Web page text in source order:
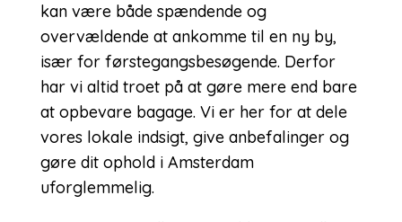
kan være både spændende og
overvældende at ankomme til en ny by,
især for førstegangsbesøgende. Derfor
har vi altid troet på at gøre mere end bare
at opbevare bagage. Vi er her for at dele
vores lokale indsigt, give anbefalinger og
gøre dit ophold i Amsterdam
uforglemmelig.